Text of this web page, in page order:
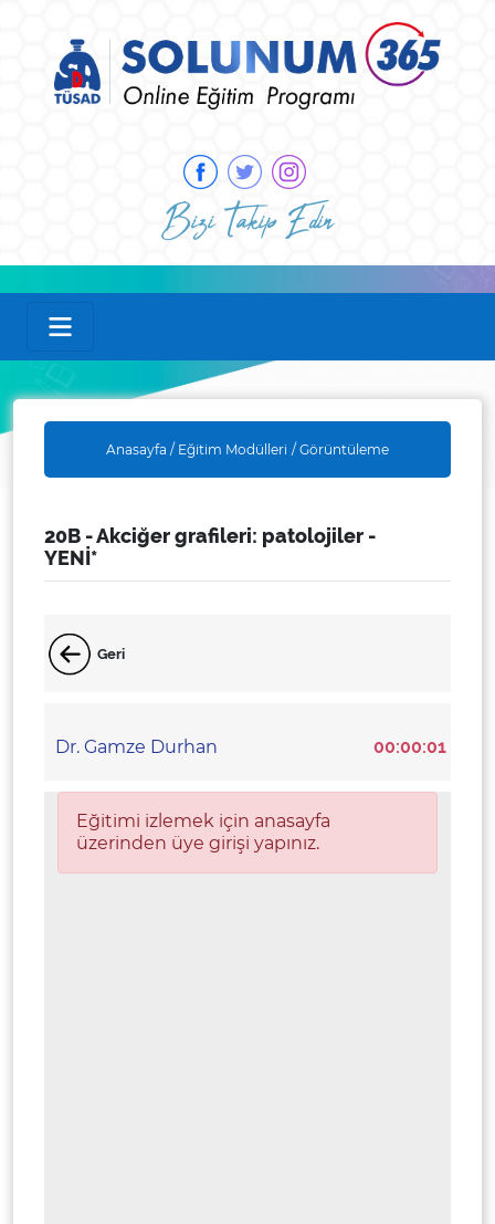
Bizi Takip Edin
Anasayfa / Eğitim Modülleri / Görüntüleme
20B - Akciğer grafileri: patolojiler -
YENİ*
Geri
Dr. Gamze Durhan 00:00:01
Eğitimi izlemek için anasayfa
üzerinden üye girişi yapınız.